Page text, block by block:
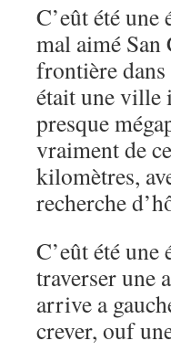
C’eût été une
mal aimé
frontière
était une ville
presque
vraiment de
kilomètres,
recherche
C’eût été
traverser une
arrive a
crever, ouf